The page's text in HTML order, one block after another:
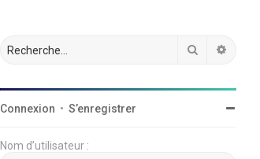
Rechercher
Connexion • S’enregistrer
Nom d’utilisateur :